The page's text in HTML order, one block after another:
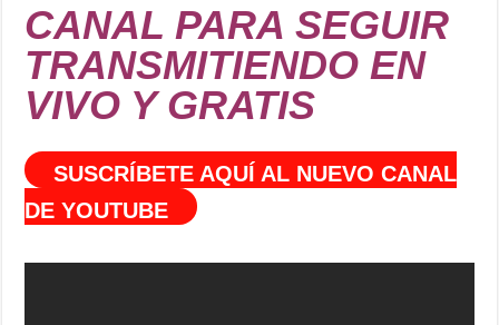
CANAL PARA SEGUIR
TRANSMITIENDO EN
VIVO Y GRATIS
SUSCRÍBETE AQUÍ AL NUEVO CANAL
DE YOUTUBE